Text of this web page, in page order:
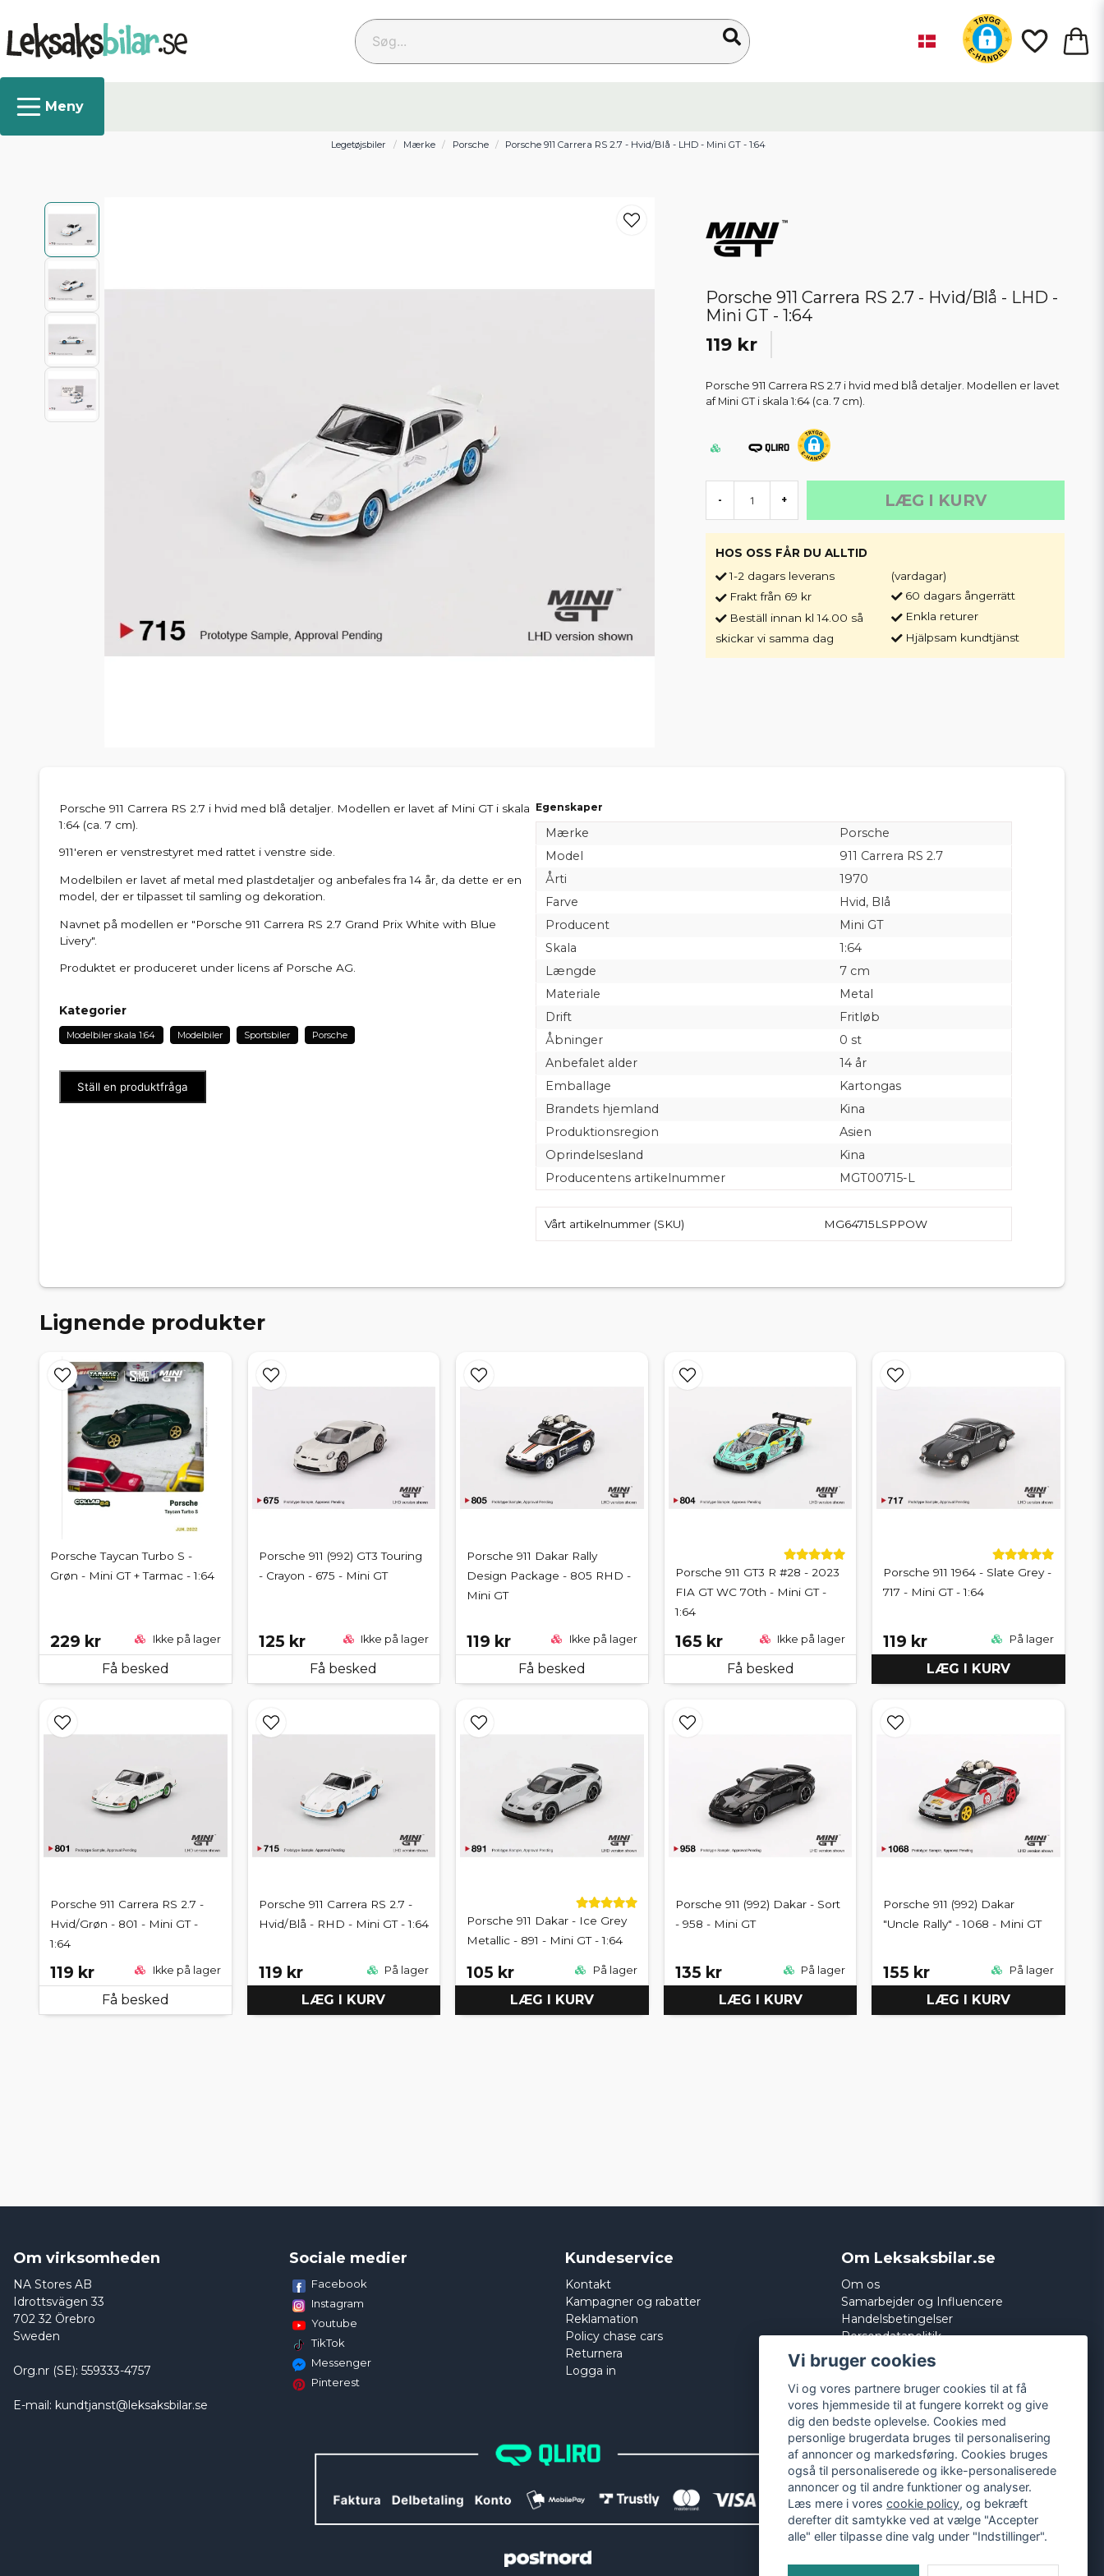
Søg...
Legetøjsbiler Mærke Porsche Porsche 911 Carrera RS 2.7 - Hvid/Blå - LHD - Mini GT - 1:64
Porsche 911 Carrera RS 2.7 - Hvid/Blå - LHD -
Mini GT - 1:64
119 kr
Porsche 911 Carrera RS 2.7 i hvid med blå detaljer. Modellen er lavet
af Mini GT i skala 1:64 (ca. 7 cm).
- + LÆG I KURV
HOS OSS FÅR DU ALLTID
1-2 dagars leverans
Frakt från 69 kr
Beställ innan kl 14.00 så
skickar vi samma dag
(vardagar)
60 dagars ångerrätt
Enkla returer
Hjälpsam kundtjänst
Porsche 911 Carrera RS 2.7 i hvid med blå detaljer. Modellen er lavet af Mini GT i skala
1:64 (ca. 7 cm).
911'eren er venstrestyret med rattet i venstre side.
Modelbilen er lavet af metal med plastdetaljer og anbefales fra 14 år, da dette er en
model, der er tilpasset til samling og dekoration.
Navnet på modellen er "Porsche 911 Carrera RS 2.7 Grand Prix White with Blue
Livery".
Produktet er produceret under licens af Porsche AG.
Kategorier
Modelbiler skala 1:64 Modelbiler Sportsbiler Porsche
Ställ en produktfråga
Egenskaper
Mærke
Porsche
Model
911 Carrera RS 2.7
Årti
1970
Farve
Hvid, Blå
Producent
Mini GT
Skala
1:64
Længde
7 cm
Materiale
Metal
Drift
Fritløb
Åbninger
0 st
Anbefalet alder
14 år
Emballage
Kartongas
Brandets hjemland
Kina
Produktionsregion
Asien
Oprindelsesland
Kina
Producentens artikelnummer
MGT00715-L
Vårt artikelnummer (SKU) MG64715LSPPOW
Lignende produkter
Porsche Taycan Turbo S -
Grøn - Mini GT + Tarmac - 1:64
229 kr Ikke på lager
Få besked
Porsche 911 (992) GT3 Touring
- Crayon - 675 - Mini GT
125 kr Ikke på lager
Få besked
Porsche 911 Dakar Rally
Design Package - 805 RHD -
Mini GT
119 kr Ikke på lager
Få besked
Porsche 911 GT3 R #28 - 2023
FIA GT WC 70th - Mini GT -
1:64
165 kr Ikke på lager
Få besked
Porsche 911 1964 - Slate Grey -
717 - Mini GT - 1:64
119 kr På lager
LÆG I KURV
Porsche 911 Carrera RS 2.7 -
Hvid/Grøn - 801 - Mini GT -
1:64
119 kr Ikke på lager
Få besked
Porsche 911 Carrera RS 2.7 -
Hvid/Blå - RHD - Mini GT - 1:64
119 kr På lager
LÆG I KURV
Porsche 911 Dakar - Ice Grey
Metallic - 891 - Mini GT - 1:64
105 kr På lager
LÆG I KURV
Porsche 911 (992) Dakar - Sort
- 958 - Mini GT
135 kr På lager
LÆG I KURV
Porsche 911 (992) Dakar
"Uncle Rally" - 1068 - Mini GT
155 kr På lager
LÆG I KURV
Om virksomheden
NA Stores AB
Idrottsvägen 33
702 32 Örebro
Sweden
Org.nr (SE): 559333-4757
E-mail: kundtjanst@leksaksbilar.se
Sociale medier
Facebook
Instagram
Youtube
TikTok
Messenger
Pinterest
Kundeservice
Kontakt
Kampagner og rabatter
Reklamation
Policy chase cars
Returnera
Logga in
Om Leksaksbilar.se
Om os
Samarbejder og Influencere
Handelsbetingelser
Persondatapolitik
Cookies
Vi bruger cookies
Vi og vores partnere bruger cookies til at få
vores hjemmeside til at fungere korrekt og give
dig den bedste oplevelse. Cookies med
personlige brugerdata bruges til personalisering
af annoncer og markedsføring. Cookies bruges
også til personaliserede og ikke-personaliserede
annoncer og til andre funktioner og analyser.
Læs mere i vorescookie policy, og bekræft
derefter dit samtykke ved at vælge "Accepter
alle" eller tilpasse dine valg under "Indstillinger".